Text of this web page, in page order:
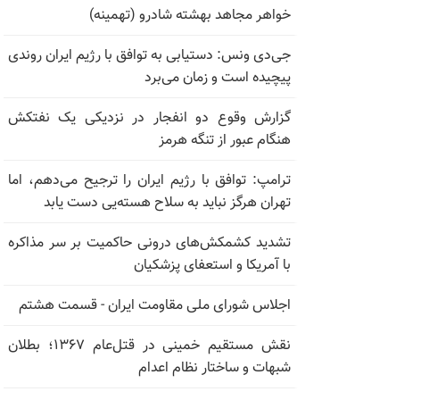
خواهر مجاهد بهشته شادرو (تهمینه)
جی‌دی ونس: دستیابی به توافق با رژیم ایران روندی
پیچیده است و زمان می‌برد
گزارش وقوع دو انفجار در نزدیکی یک نفتکش
هنگام عبور از تنگه هرمز
ترامپ: توافق با رژیم ایران را ترجیح می‌دهم، اما
تهران هرگز نباید به سلاح هسته‌یی دست یابد
تشدید کشمکش‌های درونی حاکمیت بر سر مذاکره
با آمریکا و استعفای پزشکیان
اجلاس شورای ملی مقاومت ایران - قسمت هشتم
نقش مستقیم خمینی در قتل‌عام ۱۳۶۷؛ بطلان
شبهات و ساختار نظام اعدام